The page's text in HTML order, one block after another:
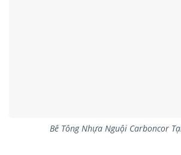
Bê Tông Nhựa Nguội Carboncor